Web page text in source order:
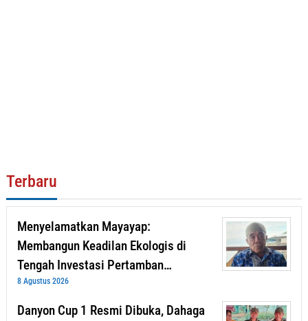
Terbaru
Menyelamatkan Mayayap:
Membangun Keadilan Ekologis di
Tengah Investasi Pertamban…
8 Agustus 2026
Danyon Cup 1 Resmi Dibuka, Dahaga